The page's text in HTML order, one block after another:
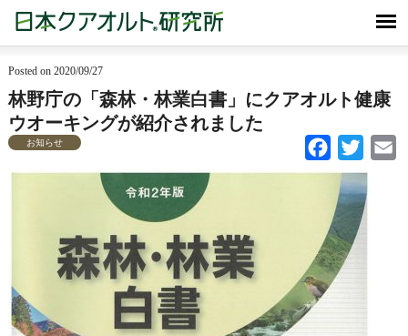
Posted on 2020/09/27
林野庁の「森林・林業白書」にクアオルト健康
ウオーキングが紹介されました
Facebook Twitter
お知らせ